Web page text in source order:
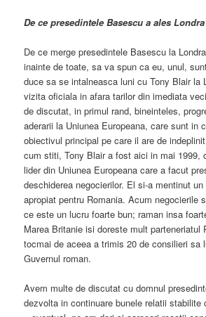
De ce presedintele Basescu a ales
De ce merge presedintele Basescu la
inainte de toate, sa va spun ca eu, unul,
duce sa se intalneasca luni cu Tony Blair la
vizita oficiala in afara tarilor din imediata
de discutat, in primul rand, bineinteles,
aderarii la Uniunea Europeana, care sunt in
obiectivul principal pe care il are de
cum stiti, Tony Blair a fost aici in mai 1999,
lider din Uniunea Europeana care a facut
deschiderea negocierilor. El si-a mentinut
apropiat pentru Romania. Acum negocierile
ce este un lucru foarte bun; raman insa
Marea Britanie isi doreste mult parteneriatul
tocmai de aceea a trimis 20 de consilieri sa
Guvernul roman.
Avem multe de discutat cu domnul
dezvolta in continuare bunele relatii stabilite